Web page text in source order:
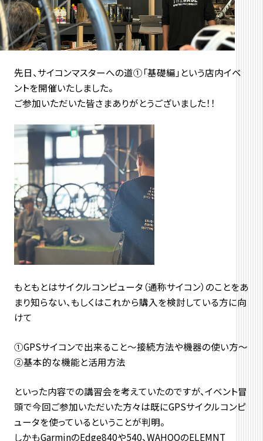
先日、サイコンマスターへの道①「基礎編」という店内イベ
ントを開催いたしました。
ご参加いただいた皆さまありがとうございました！！
もともとはサイクルコンピュータ（通称サイコン）のことをあ
まり知らない、もしくはこれから購入を検討している方に向
けて
①GPSサイコンで出来ること～接続方法や機器の使い方～
②基本的な機能と活用方法
といった内容での講習会を考えていたのですが、イベント冒
頭で今回ご参加いただいた方々は既にGPSサイクルコンピ
ュータを使っているということが判明。
しかもGarminのEdge840や540、WAHOOのELEMNT